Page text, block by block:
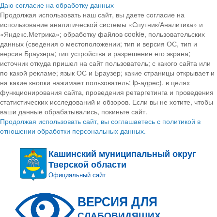
Даю согласие на обработку данных
Продолжая использовать наш сайт, вы даете согласие на
использование аналитической системы «Спутник/Аналитика» и
«Яндекс.Метрика»; обработку файлов cookie, пользовательских
данных (сведения о местоположении; тип и версия ОС, тип и
версия Браузера; тип устройства и разрешение его экрана;
источник откуда пришел на сайт пользователь; с какого сайта или
по какой рекламе; язык ОС и Браузер; какие страницы открывает и
на какие кнопки нажимает пользователь; ip-адрес). в целях
функционирования сайта, проведения ретаргетинга и проведения
статистических исследований и обзоров. Если вы не хотите, чтобы
ваши данные обрабатывались, покиньте сайт.
Продолжая использовать сайт, вы соглашаетесь с политикой в
отношении обработки персональных данных.